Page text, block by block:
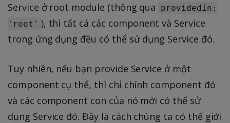
Service ở root module (thông qua
providedIn:
'root' ), thì tất cả các component và Service
trong ứng dụng đều có thể sử dụng Service đó.
Tuy nhiên, nếu bạn provide Service ở một
component cụ thể, thì chỉ chính component đó
và các component con của nó mới có thể sử
dụng Service đó. Đây là cách chúng ta có thể giới